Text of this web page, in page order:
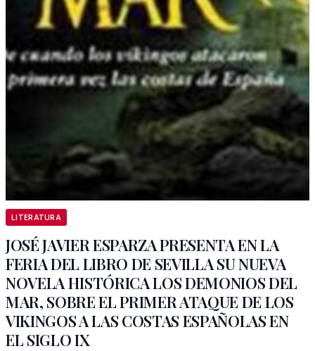
LITERATURA
JOSÉ JAVIER ESPARZA PRESENTA EN LA
FERIA DEL LIBRO DE SEVILLA SU NUEVA
NOVELA HISTÓRICA LOS DEMONIOS DEL
MAR, SOBRE EL PRIMER ATAQUE DE LOS
VIKINGOS A LAS COSTAS ESPAÑOLAS EN
EL SIGLO IX